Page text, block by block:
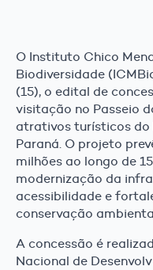
O Instituto Chico
Biodiversidade
(15), o edital de
visitação no Passeio
atrativos turísticos do
Paraná. O projeto
milhões ao longo de
modernização da
acessibilidade e
conservação
A concessão é
Nacional de